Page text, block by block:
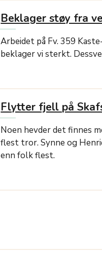
Beklager støy fra
Arbeidet på Fv. 359
beklager vi sterkt.
Flytter fjell på
Noen hevder det finnes
flest tror. Synne og
enn folk flest.